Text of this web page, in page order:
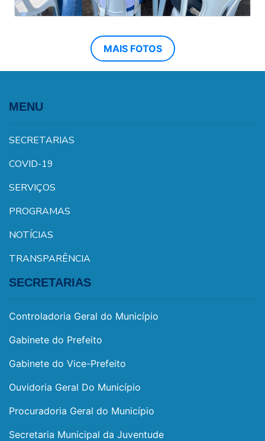
MAIS FOTOS
MENU
SECRETARIAS
COVID-19
SERVIÇOS
PROGRAMAS
NOTÍCIAS
TRANSPARÊNCIA
SECRETARIAS
Controladoria Geral do Município
Gabinete do Prefeito
Gabinete do Vice-Prefeito
Ouvidoria Geral Do Município
Procuradoria Geral do Município
Secretaria Municipal da Juventude